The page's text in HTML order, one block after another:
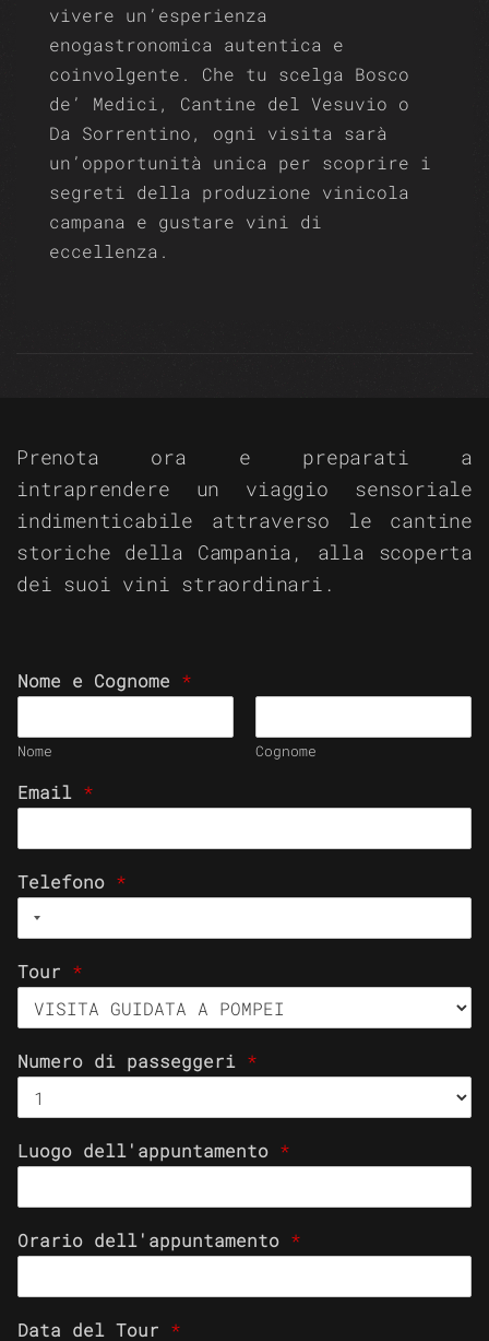
vivere un’esperienza
enogastronomica autentica e
coinvolgente. Che tu scelga Bosco
de’ Medici, Cantine del Vesuvio o
Da Sorrentino, ogni visita sarà
un’opportunità unica per scoprire i
segreti della produzione vinicola
campana e gustare vini di
eccellenza.
Prenota ora e preparati a
intraprendere un viaggio sensoriale
indimenticabile attraverso le cantine
storiche della Campania, alla scoperta
dei suoi vini straordinari.
Nome e Cognome *
Nome Cognome
Email *
Telefono *
Tour *
Numero di passeggeri *
Luogo dell'appuntamento *
Orario dell'appuntamento *
Data del Tour *